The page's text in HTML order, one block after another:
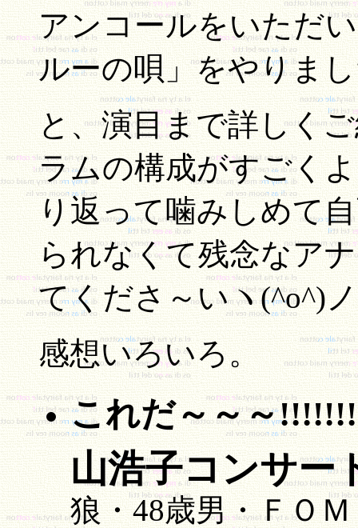
アンコールをいただ
ルーの唄」をやりま
と、演目まで詳しく
ラムの構成がすごく
り返って噛みしめて
られなくて残念なア
てくださ～いヽ(^o^)ノ
感想いろいろ。
これだ～～～
山浩子コンサー
狼・48歳男・ＦＯ